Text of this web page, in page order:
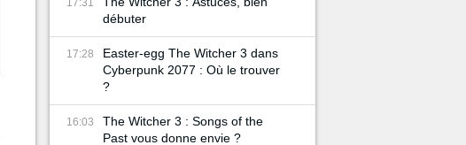
17:31
débuter
17:28
Easter-egg The Witcher 3 dans
Cyberpunk 2077 : Où le trouver
?
16:03
The Witcher 3 : Songs of the
Past vous donne envie ?